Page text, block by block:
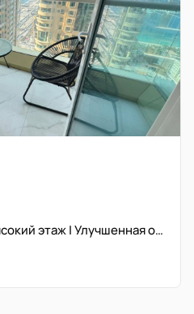
Полный вид на море | Высокий этаж | Улучшенная отделка